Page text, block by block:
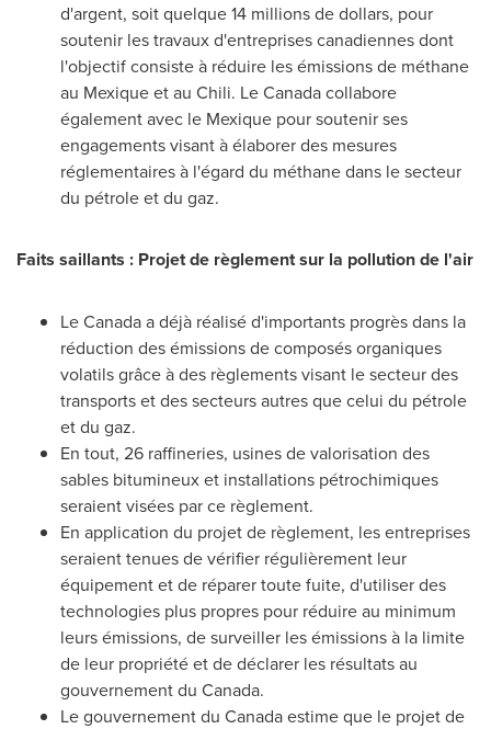
d'argent, soit quelque 14 millions de dollars, pour
soutenir les travaux d'entreprises canadiennes dont
l'objectif consiste à réduire les émissions de méthane
au Mexique et au Chili. Le Canadacollabore
également avec le Mexique pour soutenir ses
engagements visant à élaborer des mesures
réglementaires à l'égard du méthane dans le secteur
du pétrole et du gaz.
Faits saillants : Projet de règlement sur la pollution de l'air
Le Canadaa déjà réalisé d'importants progrès dans la
réduction des émissions de composés organiques
volatils grâce à des règlements visant le secteur des
transports et des secteurs autres que celui du pétrole
et du gaz.
En tout, 26 raffineries, usines de valorisation des
sables bitumineux et installations pétrochimiques
seraient visées par ce règlement.
En application du projet de règlement, les entreprises
seraient tenues de vérifier régulièrement leur
équipement et de réparer toute fuite, d'utiliser des
technologies plus propres pour réduire au minimum
leurs émissions, de surveiller les émissions à la limite
de leur propriété et de déclarer les résultats au
gouvernement du Canada.
Le gouvernement du Canada estime que le projet de